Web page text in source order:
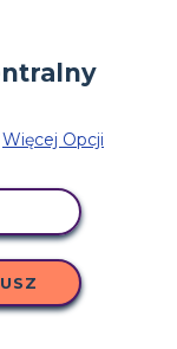
Więcej Opcji